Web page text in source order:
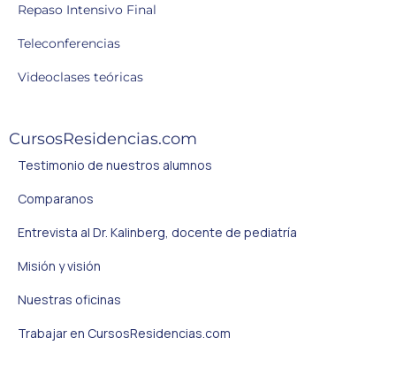
Repaso Intensivo Final
Teleconferencias
Videoclases teóricas
CursosResidencias.com
Testimonio de nuestros alumnos
Comparanos
Entrevista al Dr. Kalinberg, docente de pediatría
Misión y visión
Nuestras oficinas
Trabajar en CursosResidencias.com